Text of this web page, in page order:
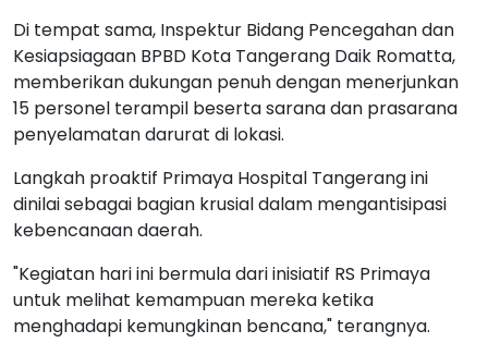
Di tempat sama, Inspektur Bidang Pencegahan dan
Kesiapsiagaan BPBD Kota Tangerang Daik Romatta,
memberikan dukungan penuh dengan menerjunkan
15 personel terampil beserta sarana dan prasarana
penyelamatan darurat di lokasi.
Langkah proaktif Primaya Hospital Tangerang ini
dinilai sebagai bagian krusial dalam mengantisipasi
kebencanaan daerah.
"Kegiatan hari ini bermula dari inisiatif RS Primaya
untuk melihat kemampuan mereka ketika
menghadapi kemungkinan bencana," terangnya.